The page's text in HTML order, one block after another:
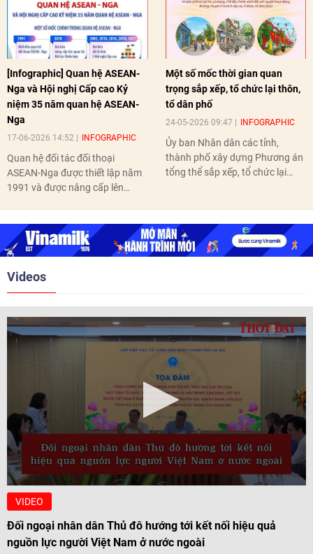
[Infographic] Quan hệ ASEAN-
Nga và Hội nghị Cấp cao Kỷ
niệm 35 năm quan hệ ASEAN-
Nga
17-06-2026 14:52 INFOGRAPHIC
Quan hệ đối tác đối thoại
ASEAN-Nga được thiết lập năm
1991 và được nâng cấp lên
nghị Cấp cao vào các năm 2005,
2010, 2016, 2018, 2021.
Một số mốc thời gian quan
trọng sắp xếp, tổ chức lại thôn,
tổ dân phố
24-05-2026 09:47 INFOGRAPHIC
Ủy ban Nhân dân các tỉnh,
thành phố xây dựng Phương án
tổng thể sắp xếp, tổ chức lại
Videos
VIDEO
Đối ngoại nhân dân Thủ đô hướng tới kết nối hiệu quả
nguồn lực người Việt Nam ở nước ngoài